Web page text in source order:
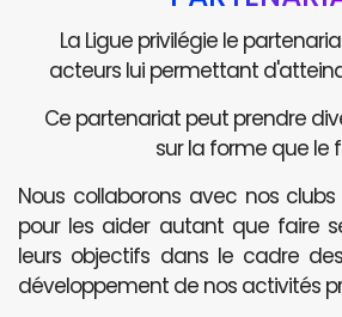
La Ligue privilégie le
acteurs lui permettant
Ce partenariat peut prendre
sur la forme que le
Nous collaborons avec nos
pour les aider autant que faire
leurs objectifs dans le cadre
développement de nos activités